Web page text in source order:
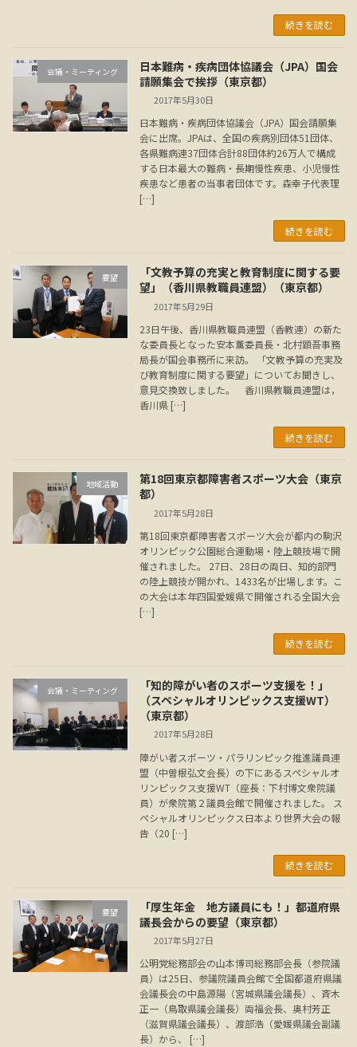
続きを読む
会議・ミーティング
日本難病・疾病団体協議会（JPA）国会
請願集会で挨拶（東京都）
2017年5月30日
日本難病・疾病団体協議会（JPA）国会請願集
会に出席。JPAは、全国の疾病別団体51団体、
各県難病連37団体合計88団体約26万人で構成
する日本最大の難病・長期慢性疾患、小児慢性
疾患など患者の当事者団体です。森幸子代表理
[…]
続きを読む
要望
「文教予算の充実と教育制度に関する要
望」（香川県教職員連盟）（東京都）
2017年5月29日
23日午後、香川県教職員連盟（香教連）の新た
な委員長となった安本薫委員長・北村顕吾事務
局長が国会事務所に来訪。 「文教予算の充実及
び教育制度に関する要望」についてお聞きし、
意見交換致しました。 香川県教職員連盟は，
香川県 […]
続きを読む
地域活動
第18回東京都障害者スポーツ大会（東京
都）
2017年5月28日
第18回東京都障害者スポーツ大会が都内の駒沢
オリンピック公園総合運動場・陸上競技場で開
催されました。 27日、28日の両日、知的部門
の陸上競技が開かれ、1433名が出場します。こ
の大会は本年四国愛媛県で開催される全国大会
[…]
続きを読む
会議・ミーティング
「知的障がい者のスポーツ支援を！」
（スペシャルオリンピックス支援WT）
（東京都）
2017年5月28日
障がい者スポーツ・パラリンピック推進議員連
盟（中曽根弘文会長）の下にあるスペシャルオ
リンピックス支援WT（座長：下村博文衆院議
員）が衆院第２議員会館で開催されました。 ス
ペシャルオリンピックス日本より世界大会の報
告（20 […]
続きを読む
要望
「厚生年金 地方議員にも！」都道府県
議長会からの要望（東京都）
2017年5月27日
公明党総務部会の山本博司総務部会長（参院議
員）は25日、参議院議員会館で全国都道府県議
会議長会の中島源陽（宮城県議会議長）、斉木
正一（鳥取県議会議長）両福会長、奥村芳正
（滋賀県議会議長）、渡部浩（愛媛県議会副議
長）から、 […]